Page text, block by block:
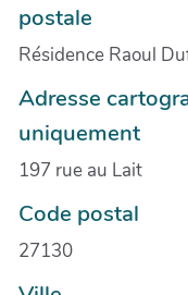
postale
Résidence Raoul
Adresse
uniquement
197 rue au Lait
Code postal
27130